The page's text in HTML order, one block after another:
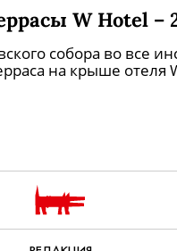
W Hotel –
собора во все
на крыше отеля